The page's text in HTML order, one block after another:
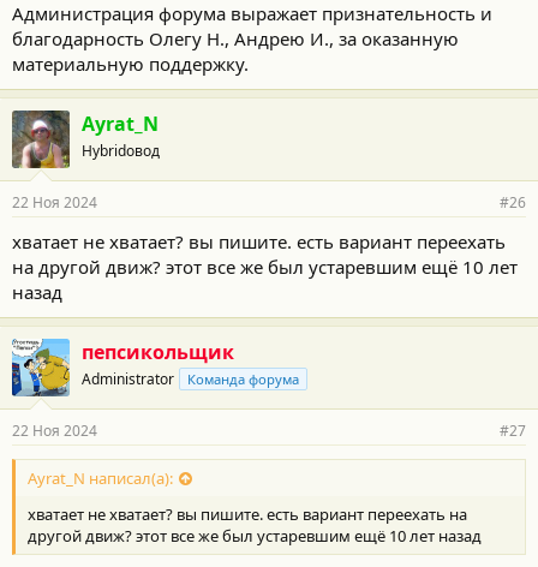
с
т
и
Администрация форума выражает признательность и
благодарность Олегу Н., Андрею И., за оказанную
материальную поддержку.
Ayrat_N
Hybridовод
22 Ноя 2024 #26
хватает не хватает? вы пишите. есть вариант переехать
на другой движ? этот все же был устаревшим ещё 10 лет
назад
пепсикольщик
Administrator Команда форума
22 Ноя 2024 #27
Ayrat_N написал(а):
хватает не хватает? вы пишите. есть вариант переехать на
другой движ? этот все же был устаревшим ещё 10 лет назад